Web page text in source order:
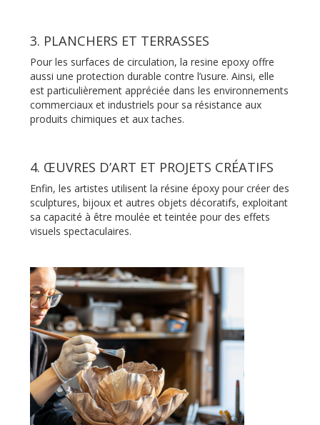
3. PLANCHERS ET TERRASSES
Pour les surfaces de circulation, la resine epoxy offre
aussi une protection durable contre l’usure. Ainsi, elle
est particulièrement appréciée dans les environnements
commerciaux et industriels pour sa résistance aux
produits chimiques et aux taches.
4. ŒUVRES D’ART ET PROJETS CRÉATIFS
Enfin, les artistes utilisent la résine époxy pour créer des
sculptures, bijoux et autres objets décoratifs, exploitant
sa capacité à être moulée et teintée pour des effets
visuels spectaculaires.